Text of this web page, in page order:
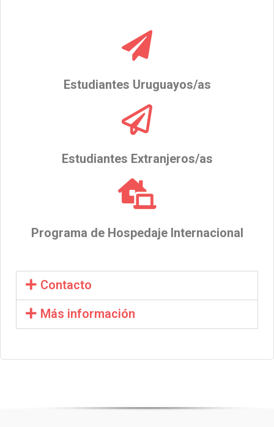
Estudiantes Uruguayos/as
Estudiantes Extranjeros/as
Programa de Hospedaje Internacional
Contacto
Más información